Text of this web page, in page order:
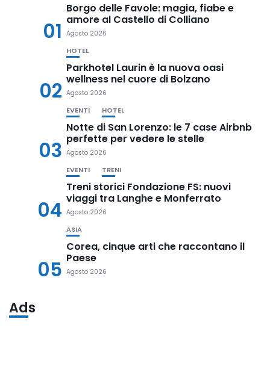
01
Borgo delle Favole: magia, fiabe e
amore al Castello di Colliano
Agosto 2026
02
HOTEL
Parkhotel Laurin è la nuova oasi
wellness nel cuore di Bolzano
Agosto 2026
03
EVENTI HOTEL
Notte di San Lorenzo: le 7 case Airbnb
perfette per vedere le stelle
Agosto 2026
04
EVENTI TRENI
Treni storici Fondazione FS: nuovi
viaggi tra Langhe e Monferrato
Agosto 2026
05
ASIA
Corea, cinque arti che raccontano il
Paese
Agosto 2026
Ads